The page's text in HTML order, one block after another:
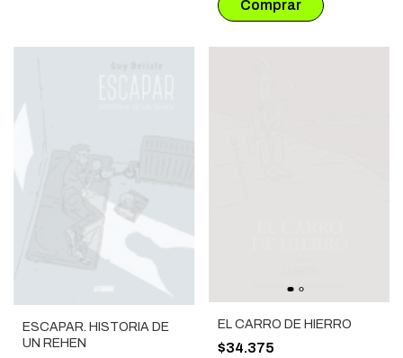
ESCAPAR. HISTORIA DE
UN REHEN
EL CARRO DE HIERRO
$34.375